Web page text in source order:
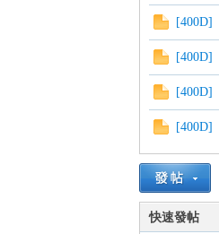
[400D]
[400D]
[400D]
[400D]
快速發帖